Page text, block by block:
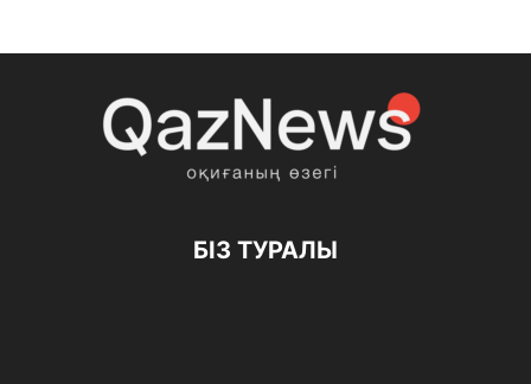
БІЗ ТУРАЛЫ